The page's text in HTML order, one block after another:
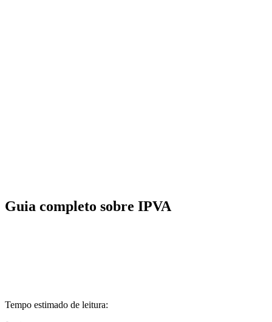
Guia completo sobre IPVA
Tempo estimado de leitura: